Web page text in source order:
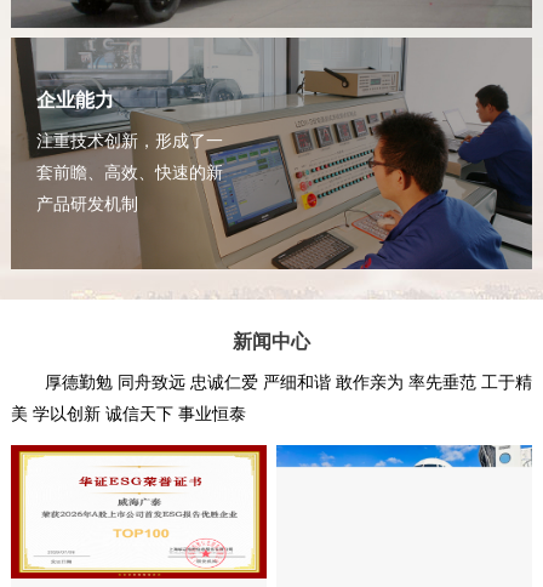
企业能力
注重技术创新，形成了一
套前瞻、高效、快速的新
产品研发机制
新闻中心
厚德勤勉 同舟致远 忠诚仁爱 严细和谐 敢作亲为 率先垂范 工于精
美 学以创新 诚信天下 事业恒泰